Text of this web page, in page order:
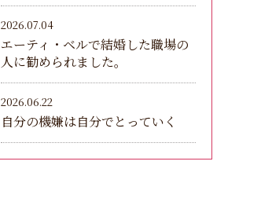
2026.07.04
エーティ・ベルで結婚した職場の
人に勧められました。
2026.06.22
自分の機嫌は自分でとっていく